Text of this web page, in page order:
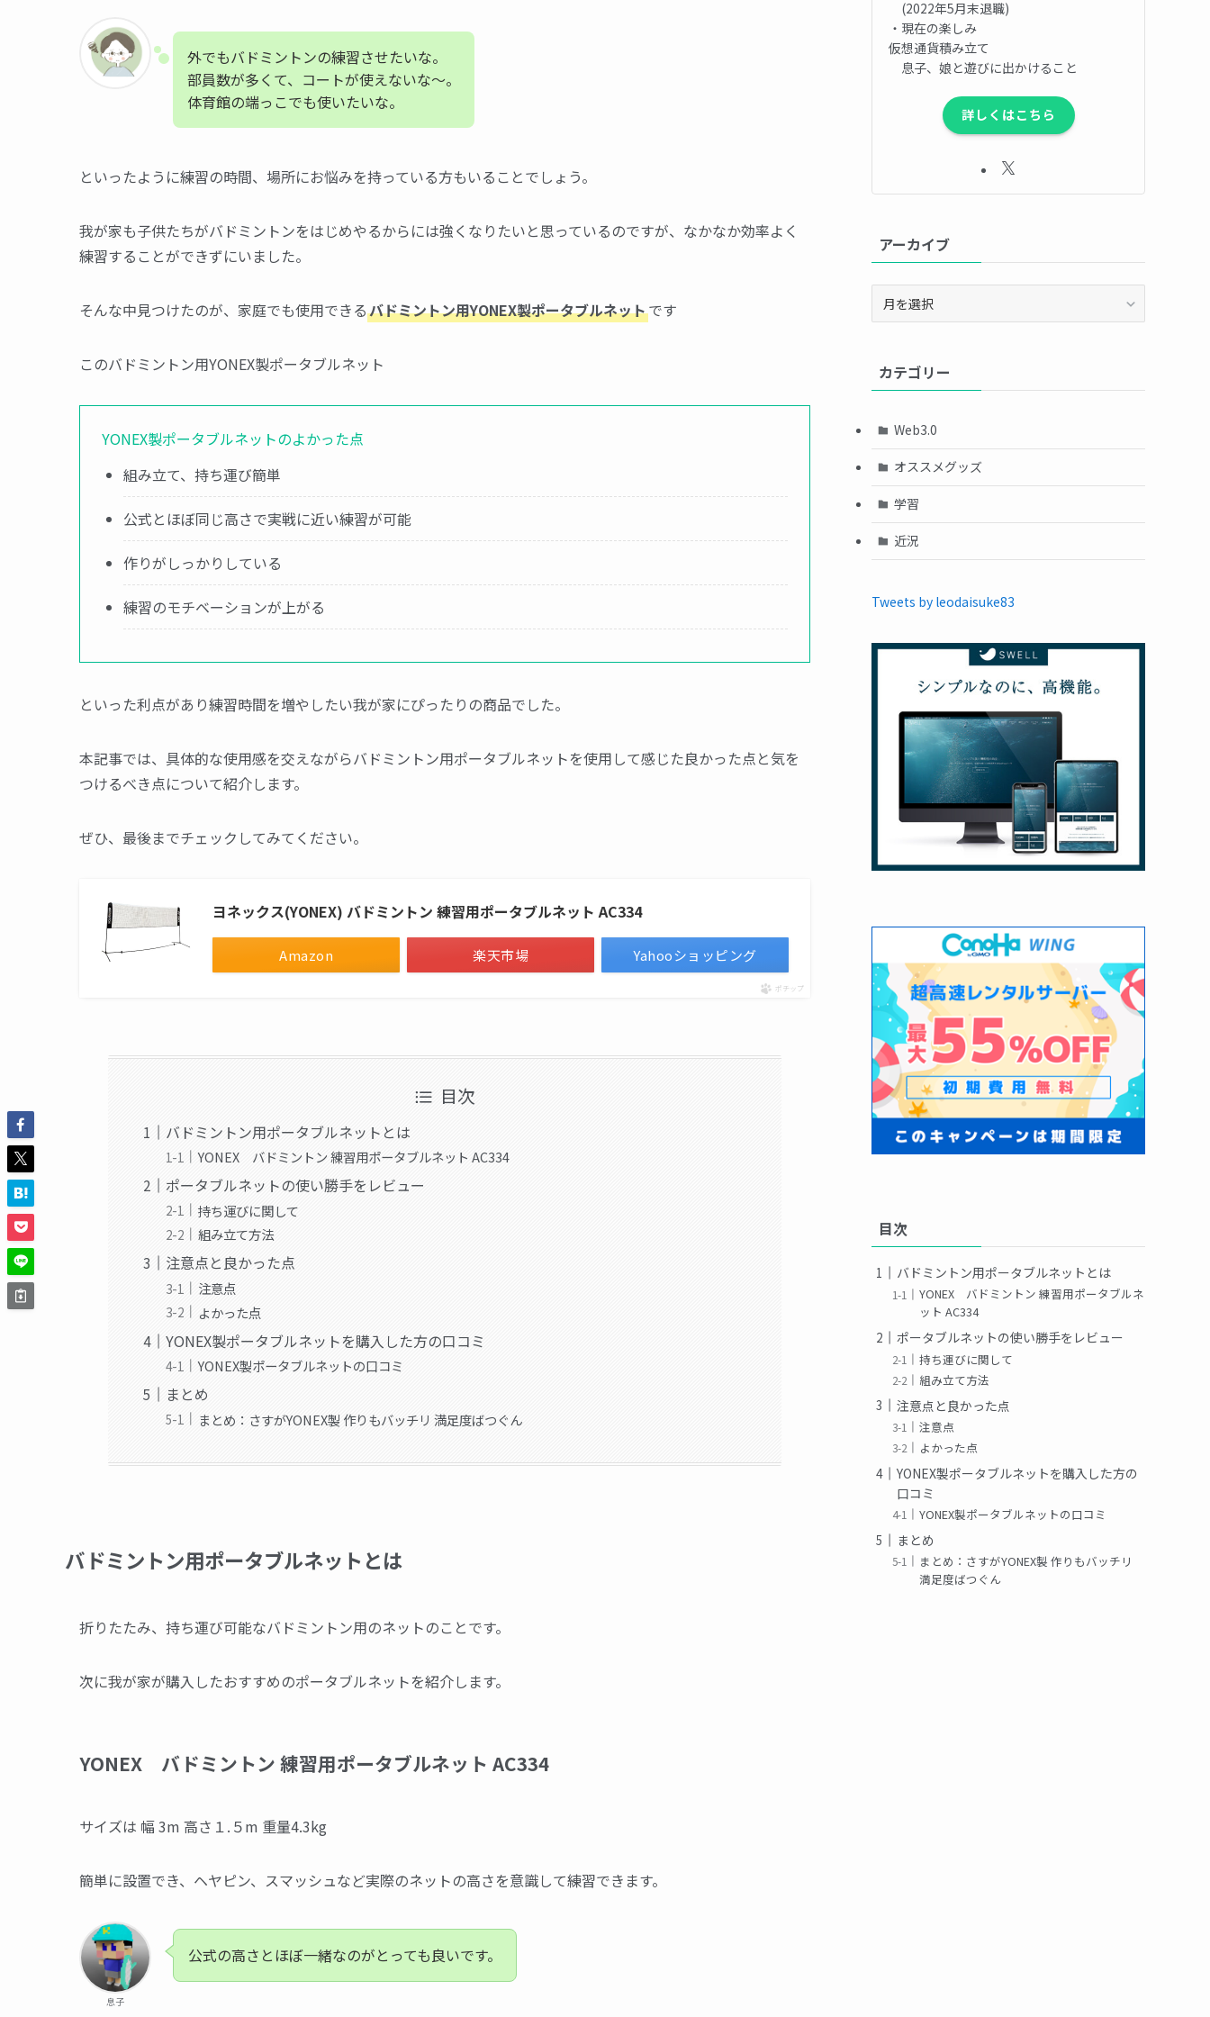
外でもバドミントンの練習させたいな。
部員数が多くて、コートが使えないな〜。
体育館の端っこでも使いたいな。
といったように練習の時間、場所にお悩みを持っている方もいることでしょう。
我が家も子供たちがバドミントンをはじめやるからには強くなりたいと思っているのですが、なかなか効率よく
練習することができずにいました。
そんな中見つけたのが、家庭でも使用できるバドミントン用YONEX製ポータブルネットです
このバドミントン用YONEX製ポータブルネット
YONEX製ポータブルネットのよかった点
組み立て、持ち運び簡単
公式とほぼ同じ高さで実戦に近い練習が可能
作りがしっかりしている
練習のモチベーションが上がる
といった利点があり練習時間を増やしたい我が家にぴったりの商品でした。
本記事では、具体的な使用感を交えながらバドミントン用ポータブルネットを使用して感じた良かった点と気を
つけるべき点について紹介します。
ぜひ、最後までチェックしてみてください。
ヨネックス(YONEX) バドミントン 練習用ポータブルネット AC334
Amazon 楽天市場 Yahooショッピング
ポチップ
目次
バドミントン用ポータブルネットとは
YONEX バドミントン 練習用ポータブルネット AC334
ポータブルネットの使い勝手をレビュー
持ち運びに関して
組み立て方法
注意点と良かった点
注意点
よかった点
YONEX製ポータブルネットを購入した方の口コミ
YONEX製ポータブルネットの口コミ
まとめ
まとめ：さすがYONEX製 作りもバッチリ 満足度ばつぐん
バドミントン用ポータブルネットとは
折りたたみ、持ち運び可能なバドミントン用のネットのことです。
次に我が家が購入したおすすめのポータブルネットを紹介します。
YONEX バドミントン 練習用ポータブルネット AC334
サイズは 幅 3m 高さ１.５m 重量4.3kg
簡単に設置でき、ヘヤピン、スマッシュなど実際のネットの高さを意識して練習できます。
息子
公式の高さとほぼ一緒なのがとっても良いです。
(2022年5月末退職)
・現在の楽しみ
仮想通貨積み立て
息子、娘と遊びに出かけること
詳しくはこちら
アーカイブ
ブカテゴリー
Web3.0
オススメグッズ
学習
近況
Tweets by leodaisuke83
目次
バドミントン用ポータブルネットとは
YONEX バドミントン 練習用ポータブルネ
ット AC334
ポータブルネットの使い勝手をレビュー
持ち運びに関して
組み立て方法
注意点と良かった点
注意点
よかった点
YONEX製ポータブルネットを購入した方の
口コミ
YONEX製ポータブルネットの口コミ
まとめ
まとめ：さすがYONEX製 作りもバッチリ
満足度ばつぐん